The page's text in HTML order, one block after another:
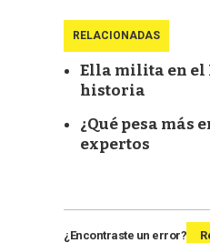
RELACIONADAS
Ella milita en el
historia
¿Qué pesa más
expertos
¿Encontraste un error?